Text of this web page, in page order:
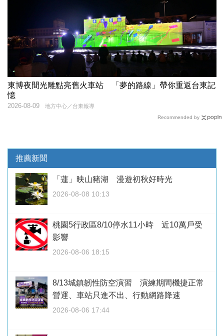
東博夜間光雕點亮舊火車站 「夢的路線」帶你重返台東記
憶
地方中心／台東報導
2026-08-09
Recommended by
推薦新聞
「蓮」映山豬湖 漫遊初秋好時光
2026-08-08 10:13
桃園5行政區8/10停水11小時 近10萬戶受
影響
2026-08-06 18:15
8/13城鎮韌性防空演習 演練期間機捷正常
營運、車站只進不出、行動網路降速
2026-08-06 17:44